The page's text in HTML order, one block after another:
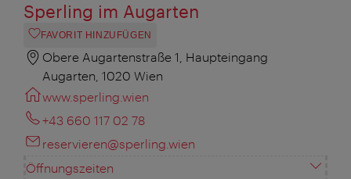
Sperling im Augarten
FAVORIT HINZUFÜGEN
Obere Augartenstraße 1, Haupteingang
Augarten, 1020 Wien
www.sperling.wien
+43 660 117 02 78
reservieren@sperling.wien
Öffnungszeiten